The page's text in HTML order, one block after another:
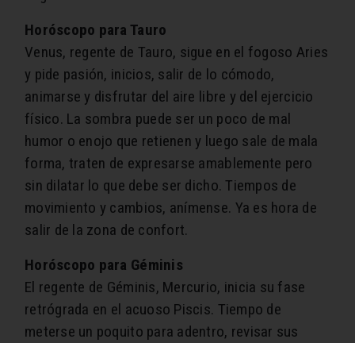
Horóscopo para Tauro
Venus, regente de Tauro​, sigue en el fogoso Aries
y pide pasión, inicios, salir de lo cómodo,
animarse y disfrutar del aire libre y del ejercicio
físico. La sombra puede ser un poco de mal
humor o enojo que retienen y luego sale de mala
forma, traten de expresarse amablemente pero
sin dilatar lo que debe ser dicho. Tiempos de
movimiento y cambios, anímense. Ya es hora de
salir de la zona de confort.
Horóscopo para Géminis
El regente de Géminis​, Mercurio, inicia su fase
retrógrada en el acuoso Piscis. Tiempo de
meterse un poquito para adentro, revisar sus